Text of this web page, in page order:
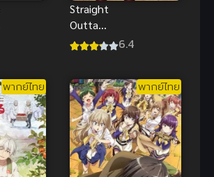
Straight
Outta
Nowhere
Courage ซับ
ไทยฟรี
6.4
พากย์ไทย พากย์ไทย